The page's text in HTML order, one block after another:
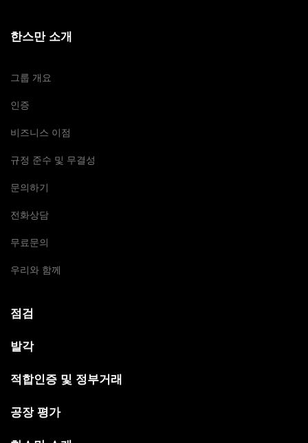
한스만 소개
그룹 개요
인증
비즈니스 이점
규정 준수 및 무결성
문의하기
전화상담
무료문의
우리와 함께
점검
발각
적합인증 및 정부거래
공장 평가